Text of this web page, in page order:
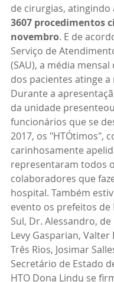
de cirurgias, atingindo
3607 procedimentos
novembro. E de
Serviço de
(SAU), a média mensal
dos pacientes atinge a
Durante a
da unidade
funcionários que se
2017, os "HTÓtimos",
carinhosamente
representaram todos
colaboradores que
hospital. Também
evento os prefeitos de
Sul, Dr. Alessandro,
Levy Gasparian, Valter
Três Rios, Josimar
Secretário de Estado
HTO Dona Lindu se